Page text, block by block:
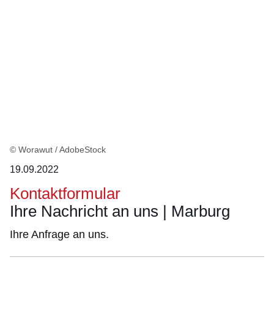
© Worawut / AdobeStock
19.09.2022
Kontaktformular
Ihre Nachricht an uns | Marburg
Ihre Anfrage an uns.